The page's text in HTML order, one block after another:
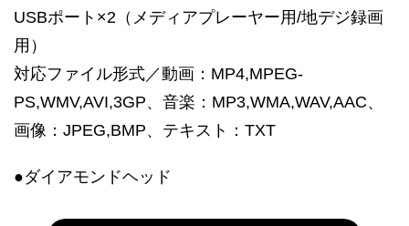
USBポート×2（メディアプレーヤー用/地デジ録画
用）
対応ファイル形式／動画：MP4,MPEG-
PS,WMV,AVI,3GP、音楽：MP3,WMA,WAV,AAC、
画像：JPEG,BMP、テキスト：TXT
●ダイアモンドヘッド